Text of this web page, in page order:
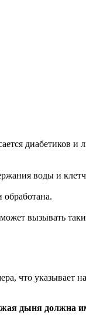
диабетиков и
воды и
вызывать
что указывает
дыня должна